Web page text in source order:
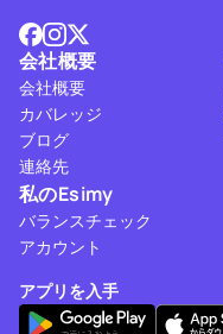
会社概要
会社概要
カバレッジ
ブログ
連絡先
私のEsimy
バランスチェック
アカウント
アプリを入手